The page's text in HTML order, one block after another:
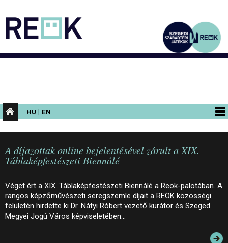
HU | EN
PROGRAMOK
KIÁLLÍTÁSOK
INFORMÁCIÓK
KONFERENCIA
A díjazottak online bejelentésével zárult a XIX.
Táblaképfestészeti Biennálé
Véget ért a XIX. Táblaképfestészeti Biennálé a Reök-palotában. A
rangos képzőművészeti seregszemle díjait a REÖK közösségi
felületén hirdette ki Dr. Nátyi Róbert vezető kurátor és Szeged
Megyei Jogú Város képviseletében…